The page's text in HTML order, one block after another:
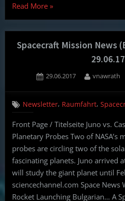
Read More“Spacecraft
Mission
News
(English,
06.07.17”
»
Spacecraft Mission News
29.06.17
Posted
29.06.2017 By
vnawrath
Newsletter, Raumfahrt,
Front Page / Titelseite Juno vs.
Planetary Probes Two of NASA’s
probes are circling two of the
fascinating planets. Juno arrived
will study the giant planet until
sciencechannel.com Space News
Rocket Launching Bulgarian… A